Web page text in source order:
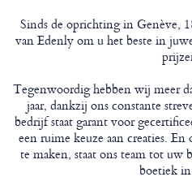
Sinds de oprichting in Genève,
van Edenly om u het beste in
Tegenwoordig hebben wij meer
jaar, dankzij ons constante
bedrijf staat garant voor
een ruime keuze aan creaties.
te maken, staat ons team tot
boetiek